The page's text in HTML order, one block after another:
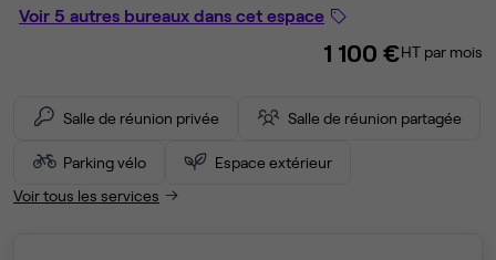
Voir 5 autres bureaux dans cet espace
1 100 €HT par mois
Salle de réunion privée Salle de réunion partagée
Parking vélo
Espace extérieur
Voir tous les services